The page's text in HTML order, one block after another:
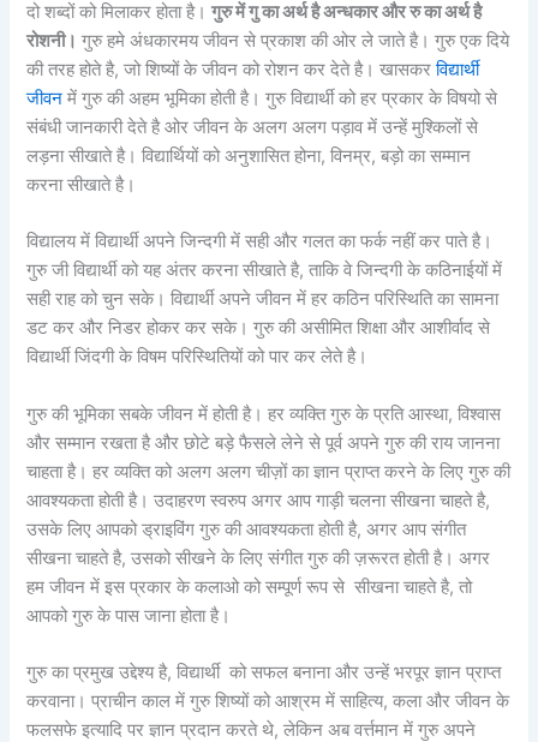
दो शब्दों को मिलाकर होता है।गुरु में गु का अर्थ है अन्धकार और रु का अर्थ है
रोशनी। गुरु हमे अंधकारमय जीवन से प्रकाश की ओर ले जाते है। गुरु एक दिये
की तरह होते है, जो शिष्यों के जीवन को रोशन कर देते है। खासकरविद्यार्थी
जीवनमें गुरु की अहम भूमिका होती है। गुरु विद्यार्थी को हर प्रकार के विषयो से
संबंधी जानकारी देते है ओर जीवन के अलग अलग पड़ाव में उन्हें मुश्किलों से
लड़ना सीखाते है। विद्यार्थियों को अनुशासित होना, विनम्र, बड़ो का सम्मान
करना सीखाते है।
विद्यालय में विद्यार्थी अपने जिन्दगी में सही और गलत का फर्क नहीं कर पाते है।
गुरु जी विद्यार्थी को यह अंतर करना सीखाते है, ताकि वे जिन्दगी के कठिनाईयों में
सही राह को चुन सके। विद्यार्थी अपने जीवन में हर कठिन परिस्थिति का सामना
डट कर और निडर होकर कर सके। गुरु की असीमित शिक्षा और आशीर्वाद से
विद्यार्थी जिंदगी के विषम परिस्थितियों को पार कर लेते है।
गुरु की भूमिका सबके जीवन में होती है। हर व्यक्ति गुरु के प्रति आस्था, विश्वास
और सम्मान रखता है और छोटे बड़े फैसले लेने से पूर्व अपने गुरु की राय जानना
चाहता है। हर व्यक्ति को अलग अलग चीज़ों का ज्ञान प्राप्त करने के लिए गुरु की
आवश्यकता होती है। उदाहरण स्वरुप अगर आप गाड़ी चलना सीखना चाहते है,
उसके लिए आपको ड्राइविंग गुरु की आवश्यकता होती है, अगर आप संगीत
सीखना चाहते है, उसको सीखने के लिए संगीत गुरु की ज़रूरत होती है। अगर
हम जीवन में इस प्रकार के कलाओ को सम्पूर्ण रूप से सीखना चाहते है, तो
आपको गुरु के पास जाना होता है।
गुरु का प्रमुख उद्देश्य है, विद्यार्थी को सफल बनाना और उन्हें भरपूर ज्ञान प्राप्त
करवाना। प्राचीन काल में गुरु शिष्यों को आश्रम में साहित्य, कला और जीवन के
फलसफे इत्यादि पर ज्ञान प्रदान करते थे, लेकिन अब वर्त्तमान में गुरु अपने